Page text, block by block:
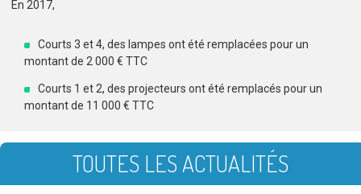
En 2017,
Courts 3 et 4, des lampes ont été remplacées pour un
montant de 2 000 € TTC
Courts 1 et 2, des projecteurs ont été remplacés pour un
montant de 11 000 € TTC
TOUTES LES ACTUALITÉS